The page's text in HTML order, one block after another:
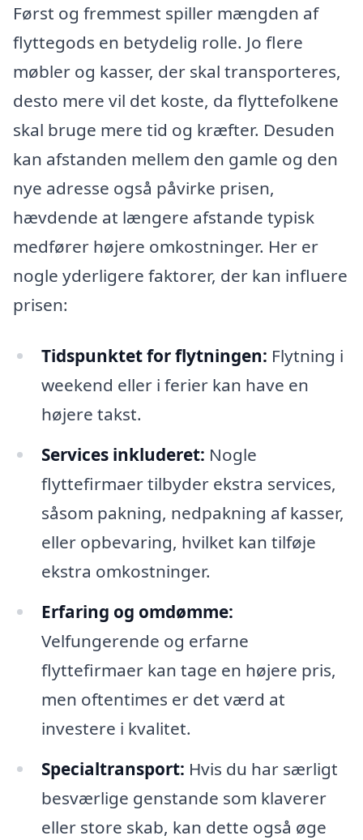
Først og fremmest spiller mængden af
flyttegods en betydelig rolle. Jo flere
møbler og kasser, der skal transporteres,
desto mere vil det koste, da flyttefolkene
skal bruge mere tid og kræfter. Desuden
kan afstanden mellem den gamle og den
nye adresse også påvirke prisen,
hævdende at længere afstande typisk
medfører højere omkostninger. Her er
nogle yderligere faktorer, der kan influere
prisen:
Tidspunktet for flytningen: Flytning i
weekend eller i ferier kan have en
højere takst.
Services inkluderet: Nogle
flyttefirmaer tilbyder ekstra services,
såsom pakning, nedpakning af kasser,
eller opbevaring, hvilket kan tilføje
ekstra omkostninger.
Erfaring og omdømme:
Velfungerende og erfarne
flyttefirmaer kan tage en højere pris,
men oftentimes er det værd at
investere i kvalitet.
Specialtransport: Hvis du har særligt
besværlige genstande som klaverer
eller store skab, kan dette også øge